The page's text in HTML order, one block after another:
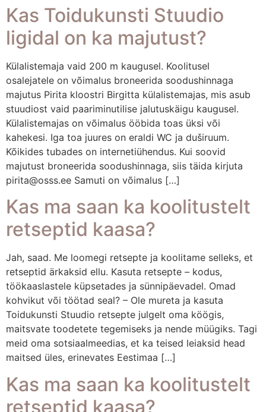
Kas Toidukunsti Stuudio
ligidal on ka majutust?
Külalistemaja vaid 200 m kaugusel. Koolitusel
osalejatele on võimalus broneerida soodushinnaga
majutus Pirita kloostri Birgitta külalistemajas, mis asub
stuudiost vaid paariminutilise jalutuskäigu kaugusel.
Külalistemajas on võimalus ööbida toas üksi või
kahekesi. Iga toa juures on eraldi WC ja duširuum.
Kõikides tubades on internetiühendus. Kui soovid
majutust broneerida soodushinnaga, siis täida kirjuta
pirita@osss.ee Samuti on võimalus […]
Kas ma saan ka koolitustelt
retseptid kaasa?
Jah, saad. Me loomegi retsepte ja koolitame selleks, et
retseptid ärkaksid ellu. Kasuta retsepte – kodus,
töökaaslastele küpsetades ja sünnipäevadel. Omad
kohvikut või töötad seal? – Ole mureta ja kasuta
Toidukunsti Stuudio retsepte julgelt oma köögis,
maitsvate toodetete tegemiseks ja nende müügiks. Tagi
meid oma sotsiaalmeedias, et ka teised leiaksid head
maitsed üles, erinevates Eestimaa […]
Kas ma saan ka koolitustelt
retseptid kaasa?